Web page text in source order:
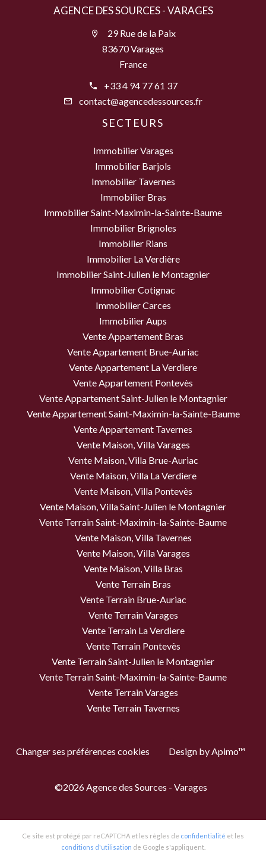
AGENCE DES SOURCES - VARAGES
29 Rue de la Paix
83670 Varages
France
+33 4 94 77 61 37
contact@agencedessources.fr
SECTEURS
Immobilier Varages
Immobilier Barjols
Immobilier Tavernes
Immobilier Bras
Immobilier Saint-Maximin-la-Sainte-Baume
Immobilier Brignoles
Immobilier Rians
Immobilier La Verdière
Immobilier Saint-Julien le Montagnier
Immobilier Cotignac
Immobilier Carces
Immobilier Aups
Vente Appartement Bras
Vente Appartement Brue-Auriac
Vente Appartement La Verdiere
Vente Appartement Pontevès
Vente Appartement Saint-Julien le Montagnier
Vente Appartement Saint-Maximin-la-Sainte-Baume
Vente Appartement Tavernes
Vente Maison, Villa Varages
Vente Maison, Villa Brue-Auriac
Vente Maison, Villa La Verdiere
Vente Maison, Villa Pontevès
Vente Maison, Villa Saint-Julien le Montagnier
Vente Terrain Saint-Maximin-la-Sainte-Baume
Vente Maison, Villa Tavernes
Vente Maison, Villa Varages
Vente Maison, Villa Bras
Vente Terrain Bras
Vente Terrain Brue-Auriac
Vente Terrain Varages
Vente Terrain La Verdiere
Vente Terrain Pontevès
Vente Terrain Saint-Julien le Montagnier
Vente Terrain Saint-Maximin-la-Sainte-Baume
Vente Terrain Varages
Vente Terrain Tavernes
Changer ses préférences cookies Design byApimo™
©2026 Agence des Sources - Varages
Ce site est protégé par reCAPTCHA et les règles de confidentialité et les
conditions d'utilisation de Google s'appliquent.